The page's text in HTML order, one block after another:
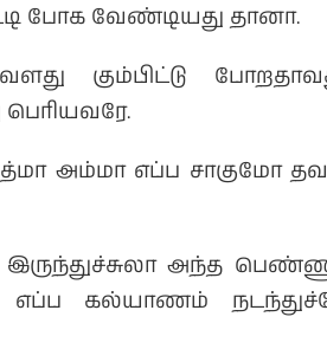
போக வேண்டியது தானா.
கும்பிட்டு
அம்மா எப்ப சாகுமோ
இருந்துச்சுலா அந்த
எப்ப கல்யாணம்